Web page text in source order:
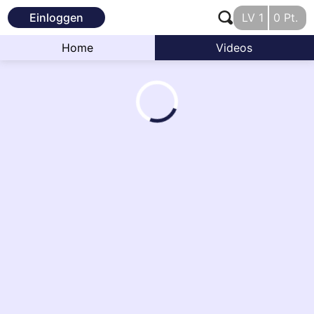
Einloggen LV 1 0 Pt.
Home Videos